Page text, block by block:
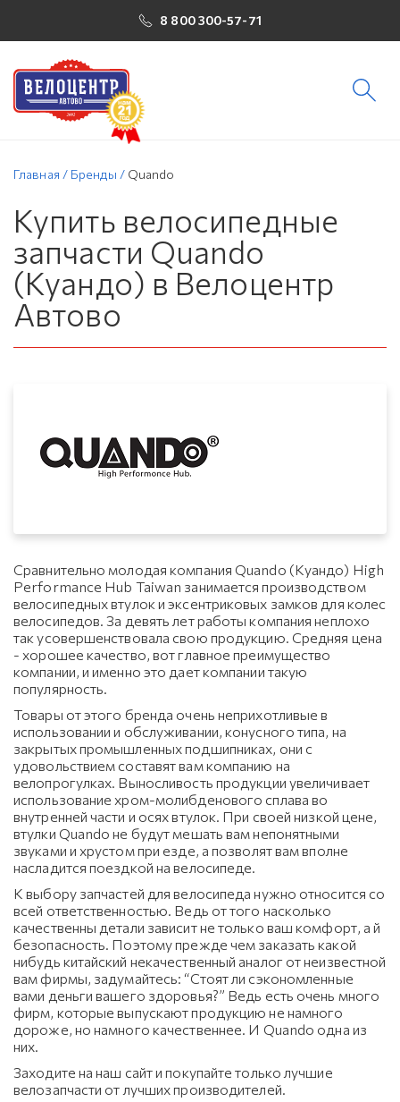
8 800 300-57-71
Главная / Бренды / Quando
Купить велосипедные
запчасти Quando
(Куандо) в Велоцентр
Автово
Сравнительно молодая компания Quando (Куандо) High
Performance Hub Taiwan занимается производством
велосипедных втулок и эксентриковых замков для колес
велосипедов. За девять лет работы компания неплохо
так усовершенствовала свою продукцию. Средняя цена
- хорошее качество, вот главное преимущество
компании, и именно это дает компании такую
популярность.
Товары от этого бренда очень неприхотливые в
использовании и обслуживании, конусного типа, на
закрытых промышленных подшипниках, они с
удовольствием составят вам компанию на
велопрогулках. Выносливость продукции увеличивает
использование хром-молибденового сплава во
внутренней части и осях втулок. При своей низкой цене,
втулки Quando не будут мешать вам непонятными
звуками и хрустом при езде, а позволят вам вполне
насладится поездкой на велосипеде.
К выбору запчастей для велосипеда нужно относится со
всей ответственностью. Ведь от того насколько
качественны детали зависит не только ваш комфорт, а й
безопасность. Поэтому прежде чем заказать какой
нибудь китайский некачественный аналог от неизвестной
вам фирмы, задумайтесь: “Стоят ли сэкономленные
вами деньги вашего здоровья?” Ведь есть очень много
фирм, которые выпускают продукцию не намного
дороже, но намного качественнее. И Quando одна из
них.
Заходите на наш сайт и покупайте только лучшие
велозапчасти от лучших производителей.